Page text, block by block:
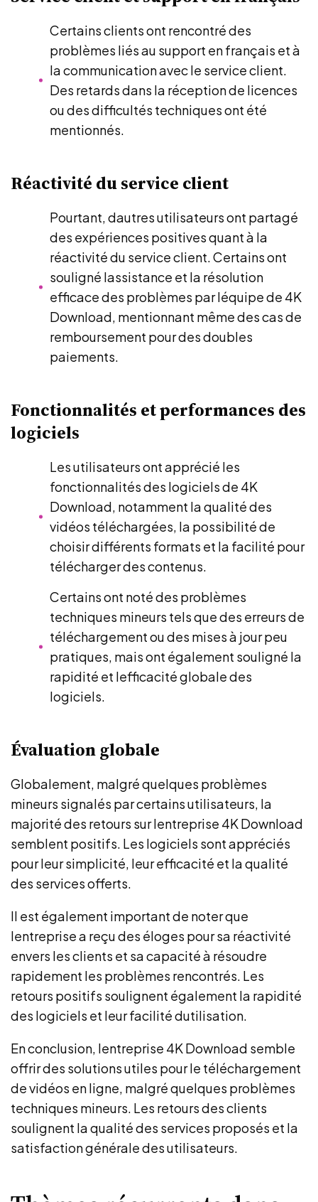
Certains clients ont rencontré des
problèmes liés au support en français et à
la communication avec le service client.
Des retards dans la réception de licences
ou des difficultés techniques ont été
mentionnés.
Réactivité du service client
Pourtant, dautres utilisateurs ont partagé
des expériences positives quant à la
réactivité du service client. Certains ont
souligné lassistance et la résolution
efficace des problèmes par léquipe de 4K
Download, mentionnant même des cas de
remboursement pour des doubles
paiements.
Fonctionnalités et performances des
logiciels
Les utilisateurs ont apprécié les
fonctionnalités des logiciels de 4K
Download, notamment la qualité des
vidéos téléchargées, la possibilité de
choisir différents formats et la facilité pour
télécharger des contenus.
Certains ont noté des problèmes
techniques mineurs tels que des erreurs de
téléchargement ou des mises à jour peu
pratiques, mais ont également souligné la
rapidité et lefficacité globale des
logiciels.
Évaluation globale
Globalement, malgré quelques problèmes
mineurs signalés par certains utilisateurs, la
majorité des retours sur lentreprise 4K Download
semblent positifs. Les logiciels sont appréciés
pour leur simplicité, leur efficacité et la qualité
des services offerts.
Il est également important de noter que
lentreprise a reçu des éloges pour sa réactivité
envers les clients et sa capacité à résoudre
rapidement les problèmes rencontrés. Les
retours positifs soulignent également la rapidité
des logiciels et leur facilité dutilisation.
En conclusion, lentreprise 4K Download semble
offrir des solutions utiles pour le téléchargement
de vidéos en ligne, malgré quelques problèmes
techniques mineurs. Les retours des clients
soulignent la qualité des services proposés et la
satisfaction générale des utilisateurs.